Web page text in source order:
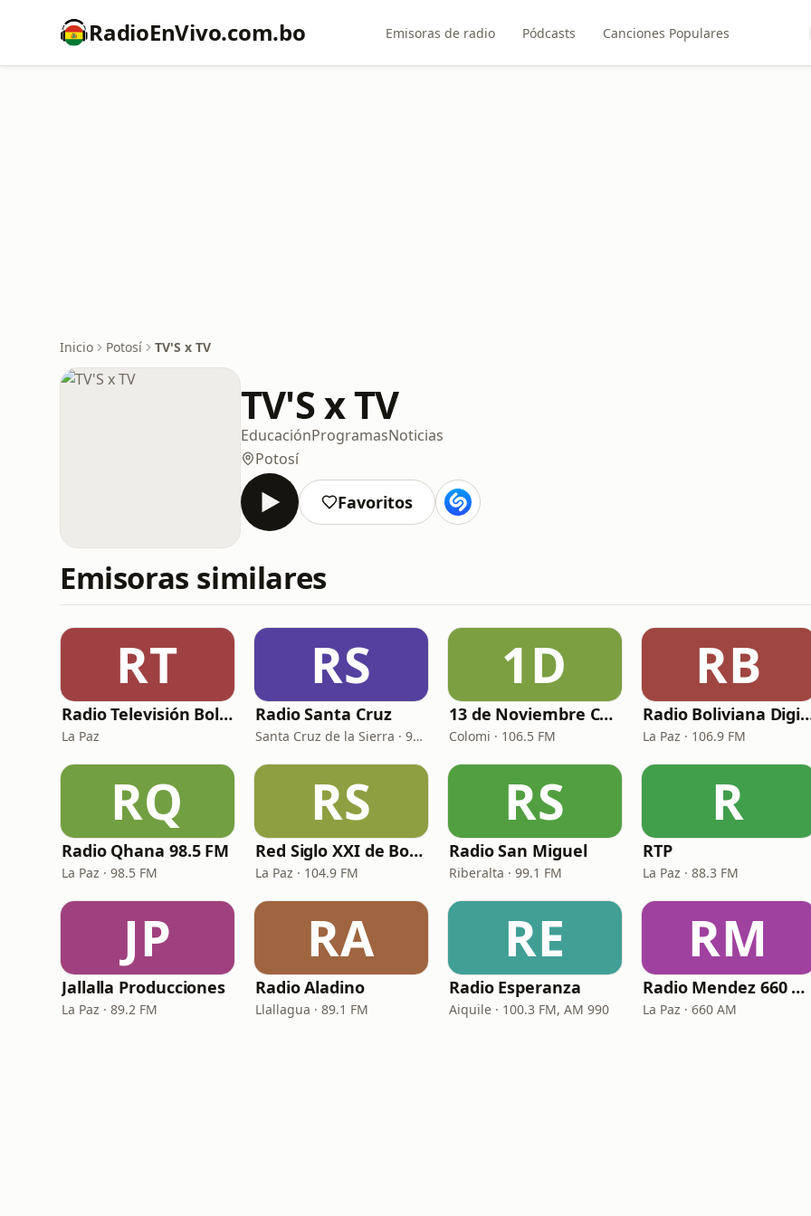
RadioEnVivo.com.bo Emisoras de radio Pódcasts Canciones Populares
Inicio Potosí TV'S x TV
TV'S x TV
EducaciónProgramasNoticias
Potosí
Favoritos
Emisoras similares
RT
Radio Televisión Bolivia
La Paz
RS
Radio Santa Cruz
Santa Cruz de la Sierra · 92.2 FM, 960 AM
1D
13 de Noviembre Colomi
Colomi · 106.5 FM
RB
Radio Boliviana
La Paz · 106.9 FM
RQ
Radio Qhana 98.5 FM
La Paz · 98.5 FM
RS
Red Siglo XXI de Bolivia
La Paz · 104.9 FM
RS
Radio San Miguel
Riberalta · 99.1 FM
R
RTP
La Paz · 88.3 FM
JP
Jallalla Producciones
La Paz · 89.2 FM
RA
Radio Aladino
Llallagua · 89.1 FM
RE
Radio Esperanza
Aiquile · 100.3 FM, AM 990
RM
Radio Mendez 660 AM
La Paz · 660 AM